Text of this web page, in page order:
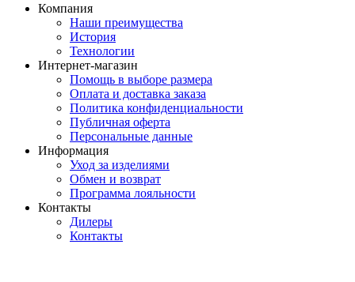
Компания
Наши преимущества
История
Технологии
Интернет-магазин
Помощь в выборе размера
Оплата и доставка заказа
Политика конфиденциальности
Публичная оферта
Персональные данные
Информация
Уход за изделиями
Обмен и возврат
Программа лояльности
Контакты
Дилеры
Контакты